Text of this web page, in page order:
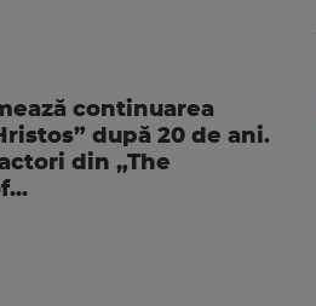
continuarea
după 20 de ani.
din „The